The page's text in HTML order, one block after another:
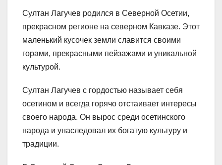
Султан Лагучев родился в Северной Осетии,
прекрасном регионе на северном Кавказе. Этот
маленький кусочек земли славится своими
горами, прекрасными пейзажами и уникальной
культурой.
Султан Лагучев с гордостью называет себя
осетином и всегда горячо отстаивает интересы
своего народа. Он вырос среди осетинского
народа и унаследовал их богатую культуру и
традиции.